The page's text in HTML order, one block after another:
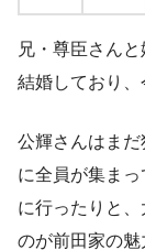
兄・尊臣さん
結婚しており、
公輝さんはま
に全員が集ま
に行ったりと
のが前田家の魅